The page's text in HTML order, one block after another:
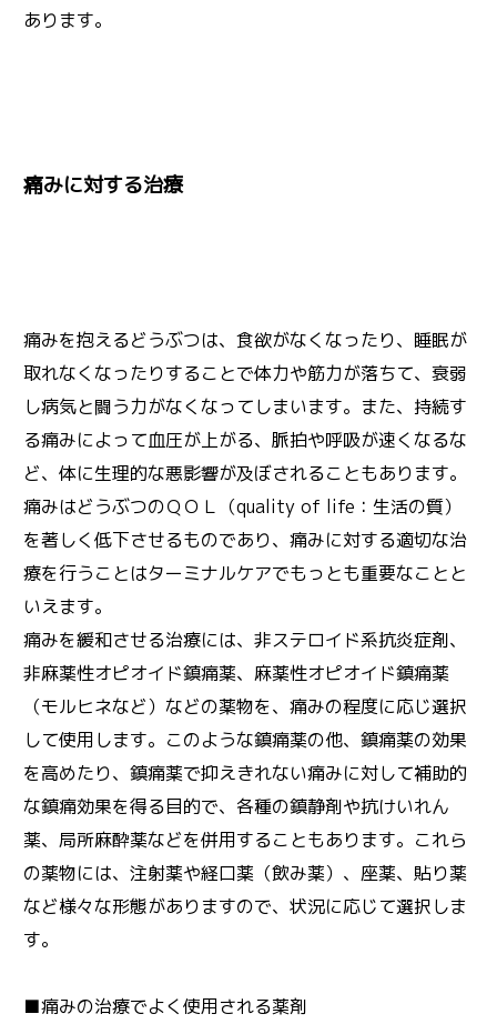
あります。
痛みに対する治療
痛みを抱えるどうぶつは、食欲がなくなったり、睡眠が
取れなくなったりすることで体力や筋力が落ちて、衰弱
し病気と闘う力がなくなってしまいます。また、持続す
る痛みによって血圧が上がる、脈拍や呼吸が速くなるな
ど、体に生理的な悪影響が及ぼされることもあります。
痛みはどうぶつのＱＯＬ（quality of life：生活の質）
を著しく低下させるものであり、痛みに対する適切な治
療を行うことはターミナルケアでもっとも重要なことと
いえます。
痛みを緩和させる治療には、非ステロイド系抗炎症剤、
非麻薬性オピオイド鎮痛薬、麻薬性オピオイド鎮痛薬
（モルヒネなど）などの薬物を、痛みの程度に応じ選択
して使用します。このような鎮痛薬の他、鎮痛薬の効果
を高めたり、鎮痛薬で抑えきれない痛みに対して補助的
な鎮痛効果を得る目的で、各種の鎮静剤や抗けいれん
薬、局所麻酔薬などを併用することもあります。これら
の薬物には、注射薬や経口薬（飲み薬）、座薬、貼り薬
など様々な形態がありますので、状況に応じて選択しま
す。
■痛みの治療でよく使用される薬剤